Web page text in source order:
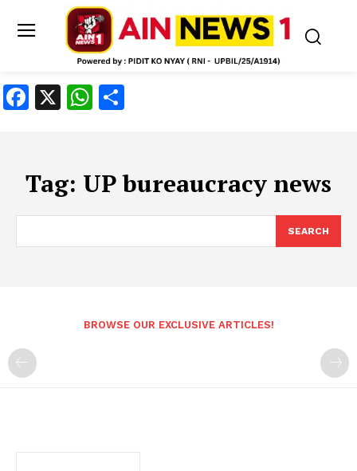
Facebook
X WhatsApp
Tag: UP bureaucracy news
SEARCH
BROWSE OUR EXCLUSIVE ARTICLES!